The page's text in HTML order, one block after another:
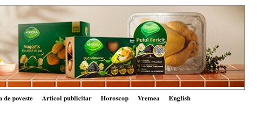
de poveste Articol publicitar Horoscop Vremea English